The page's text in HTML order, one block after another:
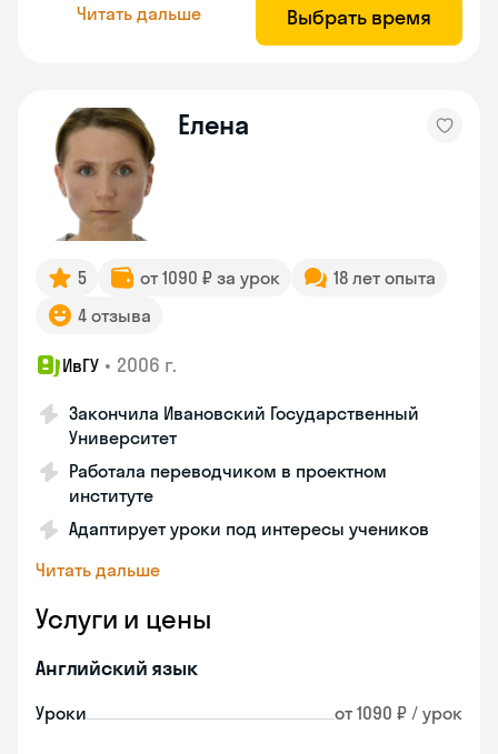
Читать дальше Выбрать время
Елена
5 от 1090 ₽ за урок
18 лет опыта
4 отзыва
ИвГУ • 2006 г.
Закончила Ивановский Государственный
Университет
Работала переводчиком в проектном
институте
Адаптирует уроки под интересы учеников
Читать дальше
Услуги и цены
Английский язык
Уроки от 1090 ₽ / урок